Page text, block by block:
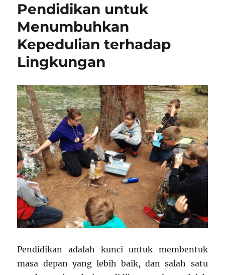
Pelajar
Indonesia
Pendidikan untuk
Menumbuhkan
Kepedulian terhadap
Lingkungan
Pendidikan adalah kunci untuk membentuk
masa depan yang lebih baik, dan salah satu